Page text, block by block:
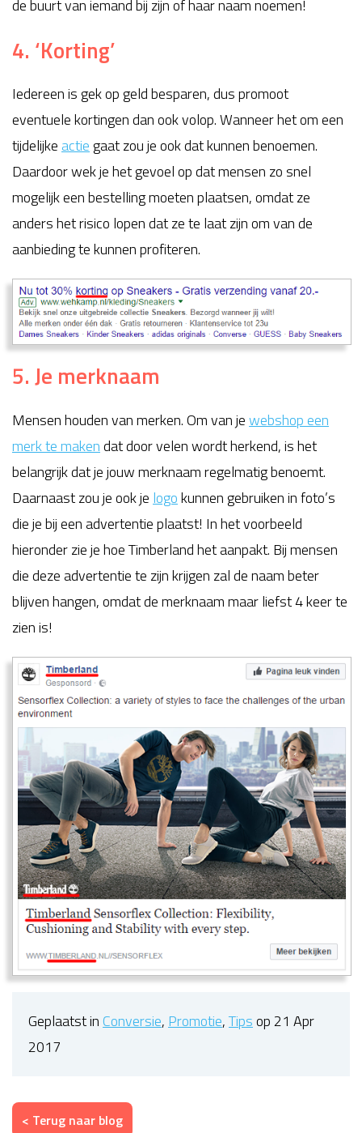
de buurt van iemand bij zijn of haar naam noemen!
4. ‘Korting’
Iedereen is gek op geld besparen, dus promoot
eventuele kortingen dan ook volop. Wanneer het om een
tijdelijke actie gaat zou je ook dat kunnen benoemen.
Daardoor wek je het gevoel op dat mensen zo snel
mogelijk een bestelling moeten plaatsen, omdat ze
anders het risico lopen dat ze te laat zijn om van de
aanbieding te kunnen profiteren.
5. Je merknaam
Mensen houden van merken. Om van jewebshop een
merk te makendat door velen wordt herkend, is het
belangrijk dat je jouw merknaam regelmatig benoemt.
Daarnaast zou je ook je logokunnen gebruiken in foto’s
die je bij een advertentie plaatst! In het voorbeeld
hieronder zie je hoe Timberland het aanpakt. Bij mensen
die deze advertentie te zijn krijgen zal de naam beter
blijven hangen, omdat de merknaam maar liefst 4 keer te
zien is!
Geplaatst inConversie, Promotie,Tipsop 21 Apr
2017
< Terug naar blog